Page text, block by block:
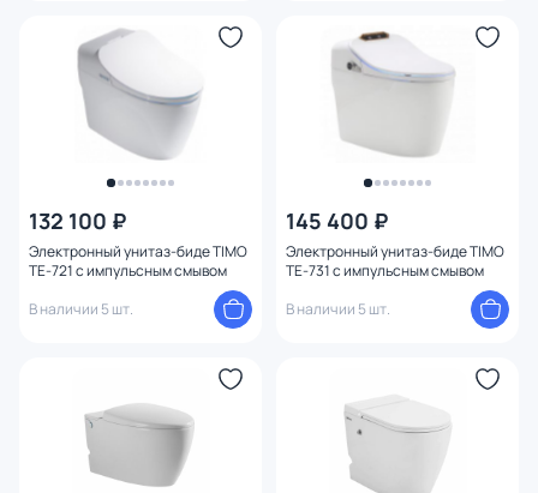
132 100 ₽
Электронный унитаз-биде TIMO
ТЕ-721 с импульсным смывом
В наличии 5 шт.
145 400 ₽
Электронный унитаз-биде TIMO
ТЕ-731 с импульсным смывом
В наличии 5 шт.
Направление выпуска
Тип смыва в чаше
Режим слива воды
Ширина (см)